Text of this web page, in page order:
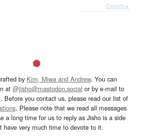
Details ▸
by Kim, Miwa and Andrew. You can
at @jisho@mastodon.social or by e-mail to
. Before you contact us, please read our list of
. Please note that we read all messages
a long time for us to reply as Jisho is a side
have very much time to devote to it.